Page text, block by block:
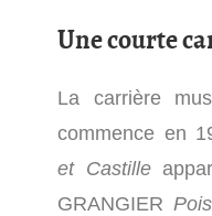
Une courte
La carrière
commence en
et Castille
GRANGIER